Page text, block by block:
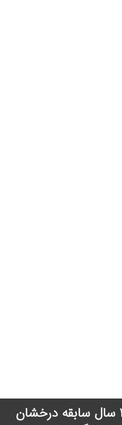
CIS Group با بیش از 30 سال سابقه درخشان